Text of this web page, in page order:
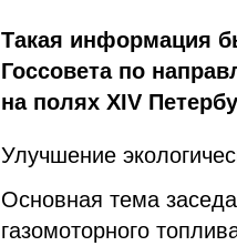
Такая информация
Госсовета по
на полях XIV
Улучшение
Основная тема
газомоторного